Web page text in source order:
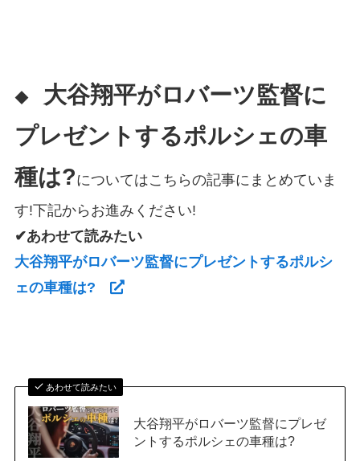
◆
大谷翔平がロバーツ監督に
プレゼントするポルシェの車
種は?についてはこちらの記事にまとめていま
す!下記からお進みください!
✔あわせて読みたい
大谷翔平がロバーツ監督にプレゼントするポルシ
ェの車種は?
あわせて読みたい
大谷翔平がロバーツ監督にプレゼ
ントするポルシェの車種は?